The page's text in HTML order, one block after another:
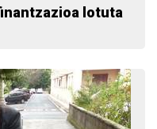
lotuta